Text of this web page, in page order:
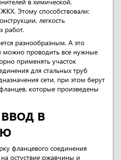
Этому способствовали:
легкость
работ.
разнообразным. А это
можно проводить все нужные
применять участок
для стальных труб
сети, при этом берут
которые произведены
в
фланцевого соединения
остуствие ржавчины и